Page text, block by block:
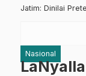
Jatim: Dinilai
Nasional